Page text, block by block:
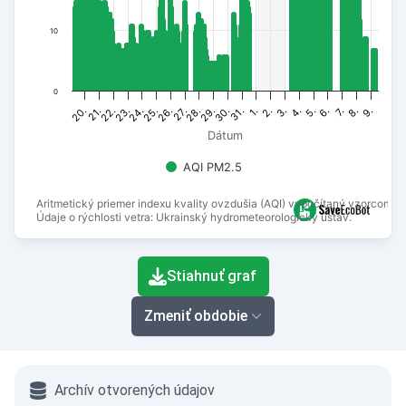
Aritmetický priemer indexu kvality ovzdušia (AQI) vypočítaný vzorcom
Údaje o rýchlosti vetra: Ukrainský hydrometeorologický ústav.
Dátum
AQI PM2.5
20. 22. 24. 26. 28. 30. 1. 3. 5. 7. 9.
21. 23. 25. 27. 29. 31. 2. 4. 6. 8.
0
10
End of interactive chart.
Stiahnuť graf
Zmeniť obdobie
Archív otvorených údajov